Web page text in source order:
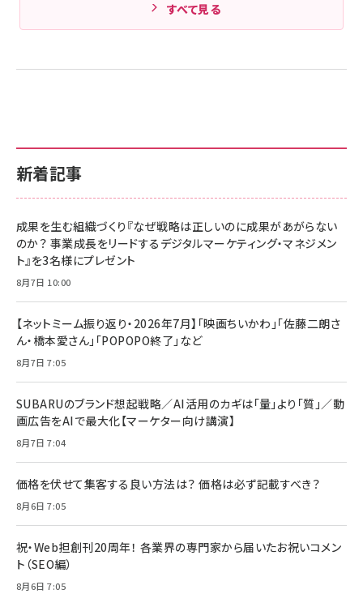
新着記事
成果を生む組織づくり『なぜ戦略は正しいのに成果があがらない
のか？ 事業成長をリードするデジタルマーケティング・マネジメン
ト』を3名様にプレゼント
8月7日 10:00
【ネットミーム振り返り・2026年7月】「映画ちいかわ」「佐藤二朗さ
ん・橋本愛さん」「POPOPO終了」など
8月7日 7:05
SUBARUのブランド想起戦略／AI活用のカギは「量」より「質」／動
画広告をAIで最大化【マーケター向け講演】
8月7日 7:04
価格を伏せて集客する良い方法は？ 価格は必ず記載すべき？
8月6日 7:05
祝・Web担創刊20周年！ 各業界の専門家から届いたお祝いコメン
ト（SEO編）
8月6日 7:05
すべて見る